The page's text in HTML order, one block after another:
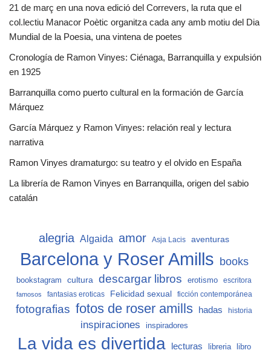
21 de març en una nova edició del Correvers, la ruta que el
col.lectiu Manacor Poètic organitza cada any amb motiu del Dia
Mundial de la Poesia, una vintena de poetes
Cronología de Ramon Vinyes: Ciénaga, Barranquilla y expulsión
en 1925
Barranquilla como puerto cultural en la formación de García
Márquez
García Márquez y Ramon Vinyes: relación real y lectura
narrativa
Ramon Vinyes dramaturgo: su teatro y el olvido en España
La librería de Ramon Vinyes en Barranquilla, origen del sabio
catalán
alegria Algaida amor Asja Lacis aventuras
Barcelona y Roser Amills books
bookstagram cultura descargar libros erotismo escritora
famosos fantasias eroticas Felicidad sexual ficción contemporánea
fotografias fotos de roser amills hadas historia
inspiraciones inspiradores
La vida es divertida lecturas libreria
libro